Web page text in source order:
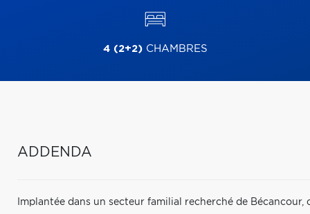
4 (2+2)CHAMBRES
ADDENDA
Implantée dans un secteur familial recherché de